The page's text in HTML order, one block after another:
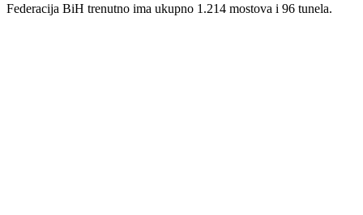
Federacija BiH trenutno ima ukupno 1.214 mostova i 96 tunela.